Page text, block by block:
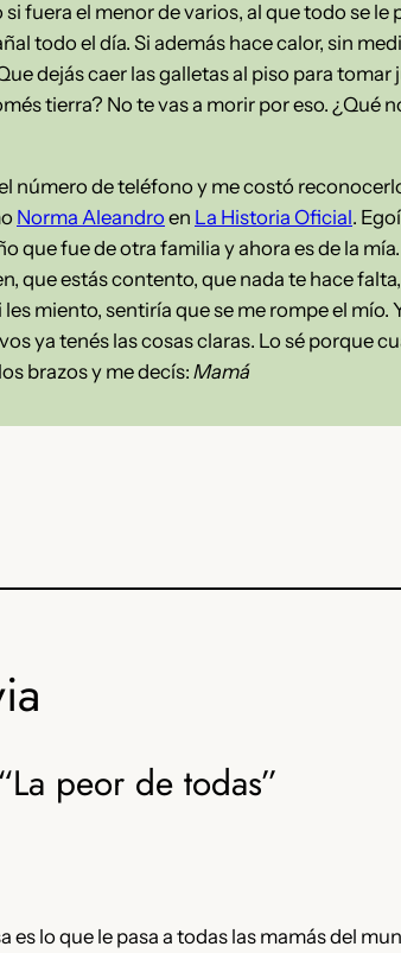
fuera el menor de varios, al que todo se le
todo el día. Si además hace calor, sin
dejás caer las galletas al piso para tomar
tierra? No te vas a morir por eso. ¿Qué
número de teléfono y me costó
Norma Aleandro en La Historia Oficial.
que fue de otra familia y ahora es de la
que estás contento, que nada te hace
miento, sentiría que se me rompe el mío.
ya tenés las cosas claras. Lo sé porque
brazos y me decís:Mamá
peor de todas”
es lo que le pasa a todas las mamás del